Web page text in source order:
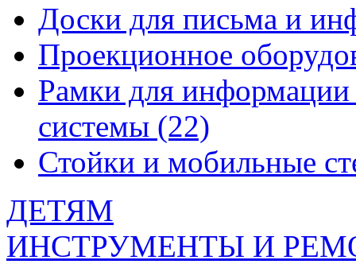
Доски для письма и
Проекционное
Рамки для
системы (22)
Стойки и мобильные
ДЕТЯМ
ИНСТРУМЕНТЫ И